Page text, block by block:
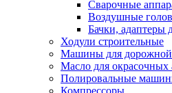
Сварочные
Воздушные
Бачки, адаптеры
Ходули строительные
Машины для дорожной
Масло для окрасочных
Полировальные
Компрессоры